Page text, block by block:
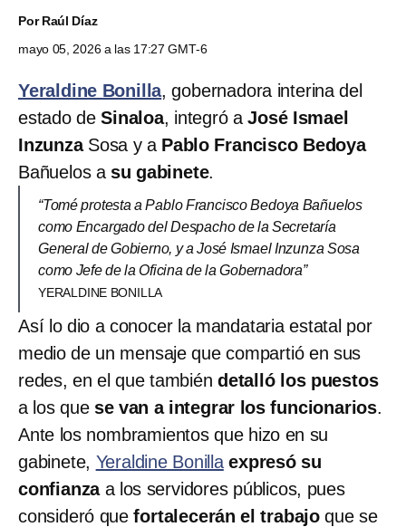
PorRaúl Díaz
mayo 05, 2026 a las 17:27 GMT-6
Yeraldine Bonilla, gobernadora interina del
estado deSinaloa, integró aJosé Ismael
InzunzaSosa y a Pablo Francisco Bedoya
Bañuelos a su gabinete.
“Tomé protesta a Pablo Francisco Bedoya Bañuelos
como Encargado del Despacho de la Secretaría
General de Gobierno, y a José Ismael Inzunza Sosa
como Jefe de la Oficina de la Gobernadora”
YERALDINE BONILLA
Así lo dio a conocer la mandataria estatal por
medio de un mensaje que compartió en sus
redes, en el que tambiéndetalló los puestos
a los que se van a integrar los funcionarios.
Ante los nombramientos que hizo en su
gabinete, Yeraldine Bonilla expresó su
confianzaa los servidores públicos, pues
consideró quefortalecerán el trabajo que se